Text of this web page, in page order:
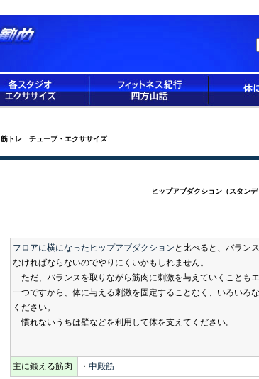
筋トレ チューブ・エクササイズ
ヒップアブダクション（スタンデ
フロアに横になったヒップアブダクション と比べると、バラン
なければならないのでやりにくいかもしれません。
ただ、バランスを取りながら筋肉に刺激を与えていくことも
一つですから、体に与える刺激を固定することなく、いろいろ
ください。
慣れないうちは壁などを利用して体を支えてください。
主に鍛える筋肉 ・ 中殿筋